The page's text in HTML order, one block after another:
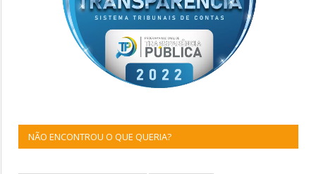
NÃO ENCONTROU O QUE QUERIA?